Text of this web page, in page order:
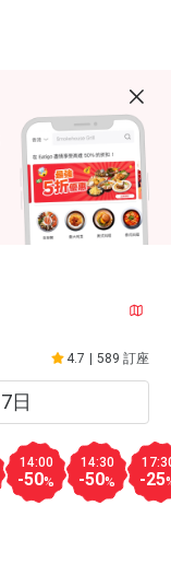
4.7 589 訂座
14:00
-50%
14:30
-50% -25